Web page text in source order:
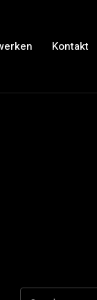
Kontakt